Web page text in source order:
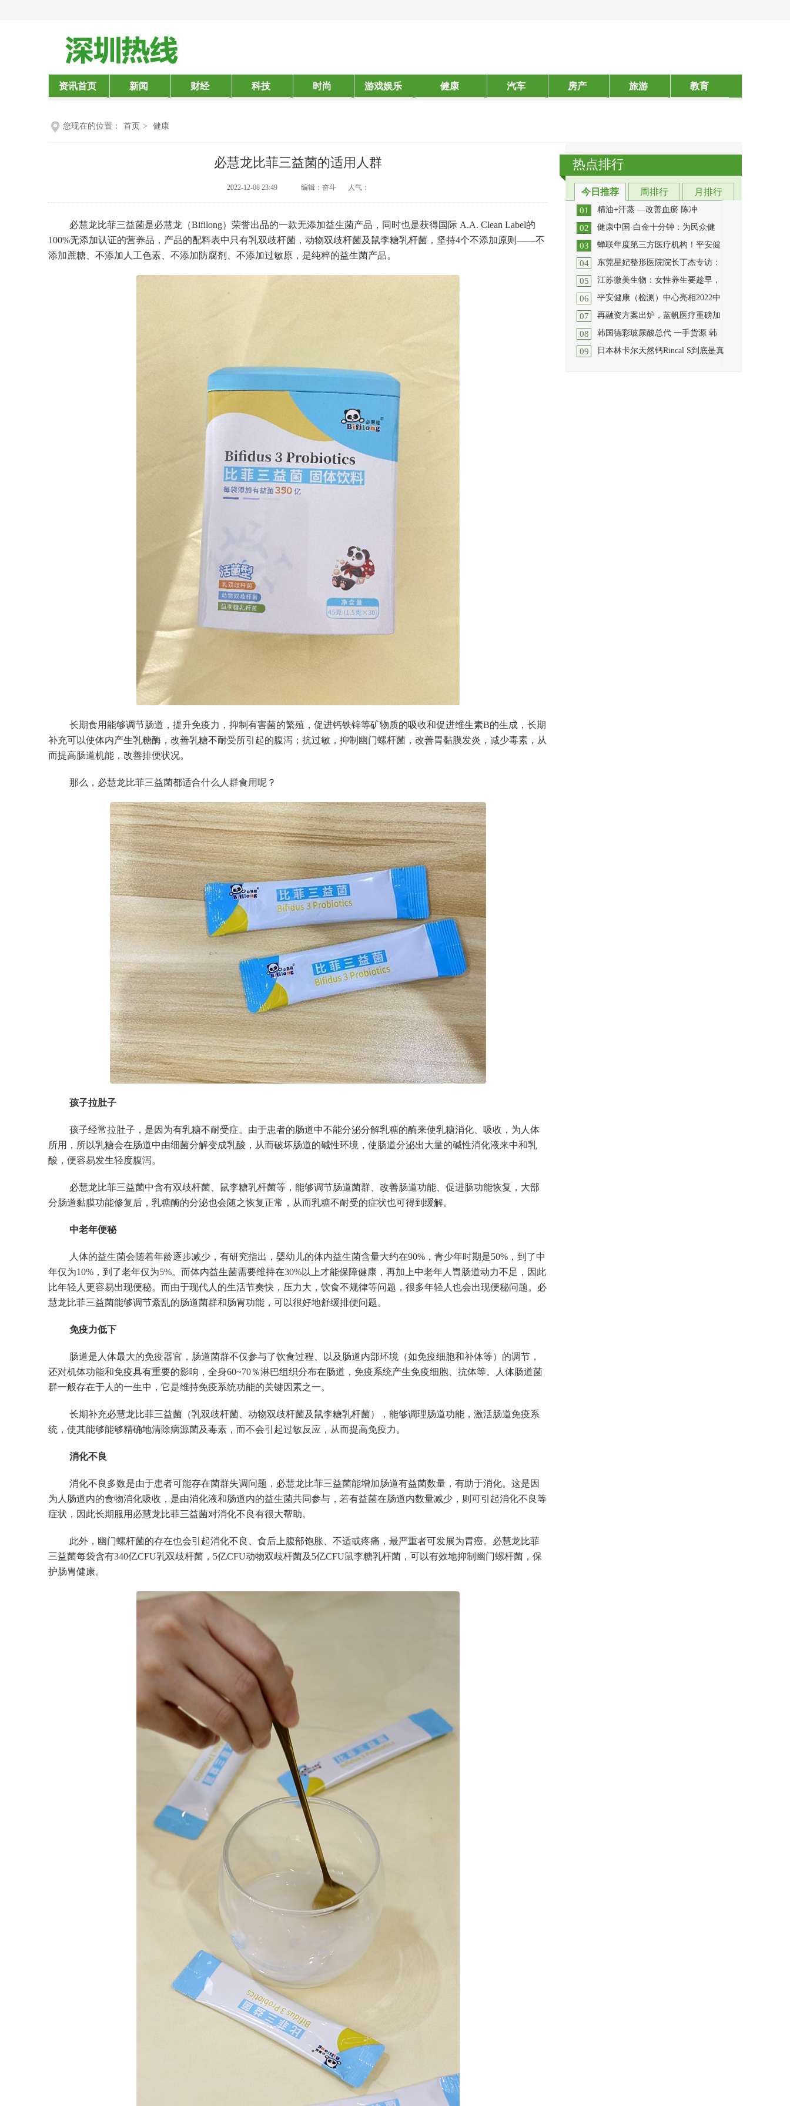
资讯首页 新闻 财经 科技 时尚 游戏娱乐 健康 汽车 房产 旅游 教育
您现在的位置： 首页 > 健康
必慧龙比菲三益菌的适用人群
2022-12-08 23:49 编辑：奋斗 人气：
必慧龙比菲三益菌是必慧龙（Bifilong）荣誉出品的一款无添加益生菌产品，同时也是获得国际 A.A. Clean Label的
100%无添加认证的营养品，产品的配料表中只有乳双歧杆菌，动物双歧杆菌及鼠李糖乳杆菌，坚持4个不添加原则——不
添加蔗糖、不添加人工色素、不添加防腐剂、不添加过敏原，是纯粹的益生菌产品。
长期食用能够调节肠道，提升免疫力，抑制有害菌的繁殖，促进钙铁锌等矿物质的吸收和促进维生素B的生成，长期
补充可以使体内产生乳糖酶，改善乳糖不耐受所引起的腹泻；抗过敏，抑制幽门螺杆菌，改善胃黏膜发炎，减少毒素，从
而提高肠道机能，改善排便状况。
那么，必慧龙比菲三益菌都适合什么人群食用呢？
孩子拉肚子
孩子经常拉肚子，是因为有乳糖不耐受症。由于患者的肠道中不能分泌分解乳糖的酶来使乳糖消化、吸收，为人体
所用，所以乳糖会在肠道中由细菌分解变成乳酸，从而破坏肠道的碱性环境，使肠道分泌出大量的碱性消化液来中和乳
酸，便容易发生轻度腹泻。
必慧龙比菲三益菌中含有双歧杆菌、鼠李糖乳杆菌等，能够调节肠道菌群、改善肠道功能、促进肠功能恢复，大部
分肠道黏膜功能修复后，乳糖酶的分泌也会随之恢复正常，从而乳糖不耐受的症状也可得到缓解。
中老年便秘
人体的益生菌会随着年龄逐步减少，有研究指出，婴幼儿的体内益生菌含量大约在90%，青少年时期是50%，到了中
年仅为10%，到了老年仅为5%。而体内益生菌需要维持在30%以上才能保障健康，再加上中老年人胃肠道动力不足，因此
比年轻人更容易出现便秘。而由于现代人的生活节奏快，压力大，饮食不规律等问题，很多年轻人也会出现便秘问题。必
慧龙比菲三益菌能够调节紊乱的肠道菌群和肠胃功能，可以很好地舒缓排便问题。
免疫力低下
肠道是人体最大的免疫器官，肠道菌群不仅参与了饮食过程、以及肠道内部环境（如免疫细胞和补体等）的调节，
还对机体功能和免疫具有重要的影响，全身60~70％淋巴组织分布在肠道，免疫系统产生免疫细胞、抗体等。人体肠道菌
群一般存在于人的一生中，它是维持免疫系统功能的关键因素之一。
长期补充必慧龙比菲三益菌（乳双歧杆菌、动物双歧杆菌及鼠李糖乳杆菌），能够调理肠道功能，激活肠道免疫系
统，使其能够能够精确地清除病源菌及毒素，而不会引起过敏反应，从而提高免疫力。
消化不良
消化不良多数是由于患者可能存在菌群失调问题，必慧龙比菲三益菌能增加肠道有益菌数量，有助于消化。这是因
为人肠道内的食物消化吸收，是由消化液和肠道内的益生菌共同参与，若有益菌在肠道内数量减少，则可引起消化不良等
症状，因此长期服用必慧龙比菲三益菌对消化不良有很大帮助。
此外，幽门螺杆菌的存在也会引起消化不良、食后上腹部饱胀、不适或疼痛，最严重者可发展为胃癌。必慧龙比菲
三益菌每袋含有340亿CFU乳双歧杆菌，5亿CFU动物双歧杆菌及5亿CFU鼠李糖乳杆菌，可以有效地抑制幽门螺杆菌，保
护肠胃健康。
热点排行
今日推荐 周排行 月排行
01 精油+汗蒸 —改善血瘀 陈冲
血瘀，导致微场低氧，微场低氧形成
高血压，糖尿病，癌症，中
02 健康中国·白金十分钟：为民众健
为深入贯彻党中央、国务院健康中国
行动(2019-2030年)指示精神，
03 蝉联年度第三方医疗机构！平安健
由上海报业集团｜界面新闻主办、上
海交通大学上海高级金融学
04 东莞星妃整形医院院长丁杰专访：
医生是一个救死扶伤的职业,那么整形
医生呢?在这样一个颜值至
05 江苏微美生物：女性养生要趁早，
你若爱自己，那就会爱所有的人如同
爱自己。这是埃克哈特的格
06 平安健康（检测）中心亮相2022中
11月19日，2022中国肿瘤学大会（以
下简称CCO大会）在杭州钱塘江
07 再融资方案出炉，蓝帆医疗重磅加
8月2日晚间，蓝帆医疗股份有限公司
(以下简称蓝帆医疗) 披露再
08 韩国德彩玻尿酸总代 一手货源 韩
#伊婉#,#艾莉薇#，#纽拉美斯#，#德
09 日本林卡尔天然钙Rincal S到底是真